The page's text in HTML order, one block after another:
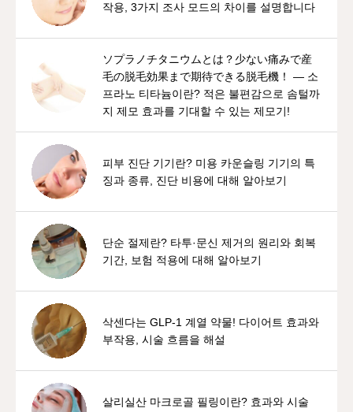
작용, 3가지 조사 모드의 차이를 설명합니다
ソプラノチタニウムとは？少ない痛みで産
毛の脱毛効果まで期待できる脱毛機！ — 소
프라노 티타늄이란? 적은 불편감으로 솜털까
지 제모 효과를 기대할 수 있는 제모기!
피부 진단 기기란? 미용 카운슬링 기기의 특
징과 종류, 진단 비용에 대해 알아보기
단순 절제란? 타투·문신 제거의 원리와 회복
기간, 보험 적용에 대해 알아보기
삭센다는 GLP-1 계열 약물! 다이어트 효과와
부작용, 시술 흐름을 해설
살리실산 마크로골 필링이란? 효과와 시술